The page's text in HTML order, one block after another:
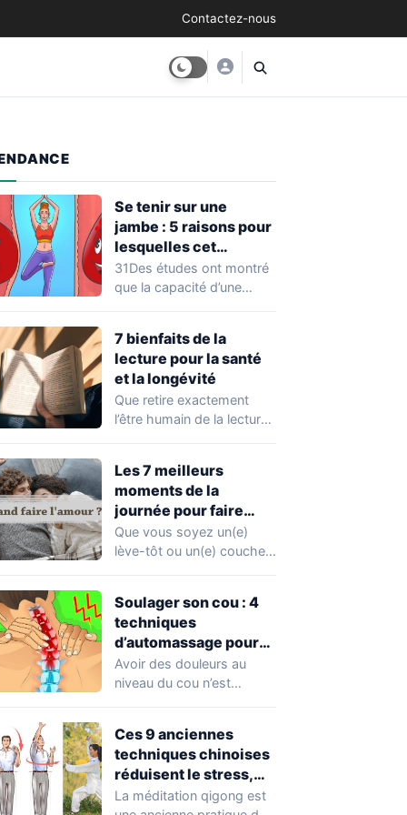
Contactez-nous
Se tenir sur une
jambe : 5 raisons pour
lesquelles cet
exercice équivaut à
une véritable séance
31Des études ont montré
que la capacité d’une
7 bienfaits de la
lecture pour la santé
et la longévité
Que retire exactement
l’être humain de la lecture
Les 7 meilleurs
moments de la
journée pour faire
l’amour, selon les
experts
Que vous soyez un(e)
lève-tôt ou un(e) couche-
Soulager son cou : 4
techniques
d’automassage pour
éliminer les tensions
Avoir des douleurs au
niveau du cou n’est
Ces 9 anciennes
techniques chinoises
réduisent le stress,
éliminent les douleurs
La méditation qigong est